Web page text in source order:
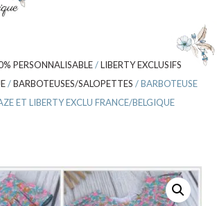
PERSONNALISABLE/LIBERTY EXCLUSIFS
/BARBOTEUSES/SALOPETTES / BARBOTEUSE
ET LIBERTY EXCLU FRANCE/BELGIQUE